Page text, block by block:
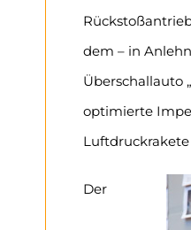
dem – in
Überschallauto
optimierte
Der